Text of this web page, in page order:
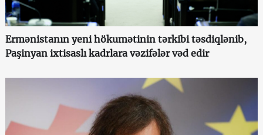
Ermənistanın yeni hökumətinin tərkibi təsdiqlənib,
Paşinyan ixtisaslı kadrlara vəzifələr vəd edir